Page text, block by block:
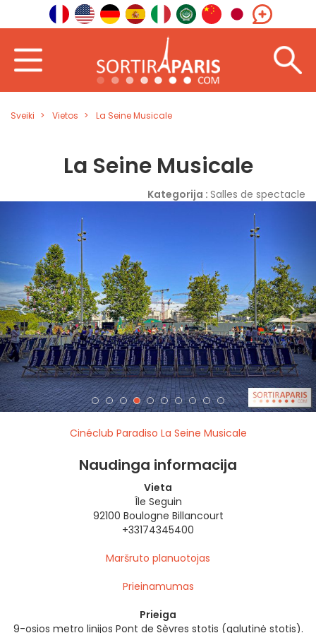
Sveiki Vietos La Seine Musicale
La Seine Musicale
Kategorija : Salles de spectacle
< >
Cinéclub Paradiso La Seine Musicale
Naudinga informacija
Vieta
Île Seguin
92100 Boulogne Billancourt
+33174345400
Maršruto planuotojas
Prieinamumas
Prieiga
9-osios metro linijos Pont de Sèvres stotis (galutinė stotis).